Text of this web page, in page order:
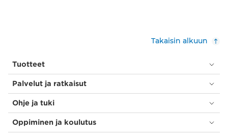
Takaisin alkuun
Tuotteet
Palvelut ja ratkaisut
Ohje ja tuki
Oppiminen ja koulutus